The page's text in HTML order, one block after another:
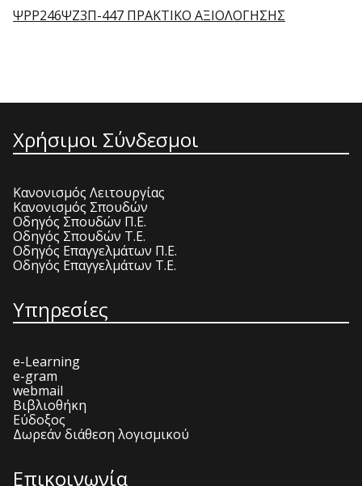
ΨΡΡ246ΨΖ3Π-447 ΠΡΑΚΤΙΚΟ ΑΞΙΟΛΟΓΗΣΗΣ
Χρήσιμοι Σύνδεσμοι
Κανονισμός Λειτουργίας
Κανονισμός Σπουδών
Οδηγός Σπουδών Π.Ε.
Οδηγός Σπουδών Τ.Ε.
Οδηγός Επαγγελμάτων Π.Ε.
Οδηγός Επαγγελμάτων Τ.Ε.
Υπηρεσίες
e-Learning
e-gram
webmail
Βιβλιοθήκη
Εύδοξος
Δωρεάν διάθεση λογισμικού
Επικοινωνία